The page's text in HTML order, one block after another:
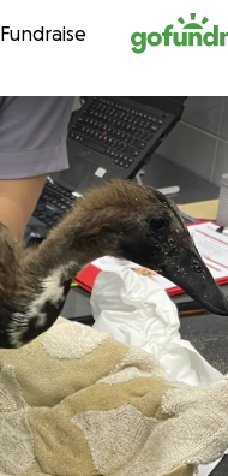
Fundraise